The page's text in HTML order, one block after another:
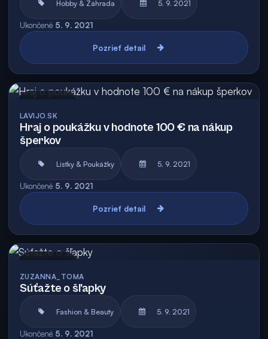
Hobby & Záhrada 5. 9. 2021
Ukončené 5. 9. 2021
Pozrieť detail
LAVIJO.SK
Hraj o poukážku v hodnote 100 € na nákup
šperkov
Lístky & Poukážky 5. 9. 2021
Ukončené 5. 9. 2021
Pozrieť detail
ZUZANNA_TOMA
Súťažte o šľapky
Fashion & Beauty 5. 9. 2021
Ukončené 5. 9. 2021